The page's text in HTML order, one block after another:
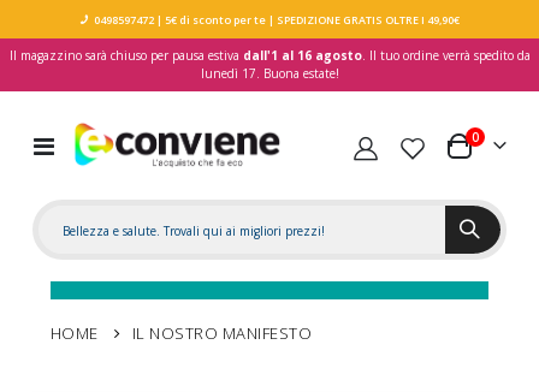
0498597472| 5€ di sconto per te| SPEDIZIONE GRATIS OLTRE I 49,90€
Il magazzino sarà chiuso per pausa estiva dall'1 al 16 agosto. Il tuo ordine verrà spedito da
lunedì 17. Buona estate!
Toggle
Nav
Carrello
0elementi
HOME IL NOSTRO MANIFESTO